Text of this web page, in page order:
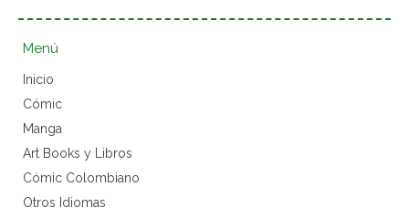
Menú
Inicio
Cómic
Manga
Art Books y Libros
Cómic Colombiano
Otros Idiomas